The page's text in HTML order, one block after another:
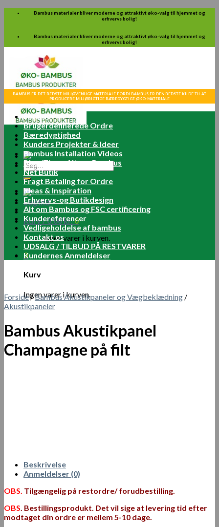
Skip
Bambus materialer bliver moderne og attraktivt øko-valg til hjemmet og
erhvervs bolig!
Bambus materialer bliver moderne og attraktivt øko-valg til hjemmet og
erhvervs bolig!
Søg
efter:
Log ind
Kurv /0.00kr.0
Ingen varer i kurven.
0
Kurv
Ingen varer i kurven.
BAMBUS ER DET BEDSTE MILJØVENLIGE MATERIALE FORDI BAMBUS ER DEN BEDSTE KILDE TIL AT
PRODUCERE MILJØRIGTIGE BÆREDYGTIGE ØKO-MATERIALE
Forside
Brugerdefinerede Ordre
Bæredygtighed
Kunders Projekter & Ideer
Bambus Installation Videos
Blog/Tips – Alt om Bambus
Net Butik
Fragt Betaling for Ordre
Ideas & Inspiration
Erhvervs-og Butikdesign
Alt om Bambus og FSC certificering
Kundereferencer
Vedligeholdelse af bambus
Kontakt os
UDSALG / TILBUD PÅ RESTVARER
Kundernes Anmeldelser
Forside/Bambus Akustikpaneler og Vægbeklædning /
Akustikpaneler
Bambus Akustikpanel
Champagne på filt
Beskrivelse
Anmeldelser (0)
OBS. Tilgængelig på restordre/ forudbestilling.
OBS. Bestillingsprodukt. Det vil sige at levering tid efter
modtaget din ordre er mellem 5-10 dage.